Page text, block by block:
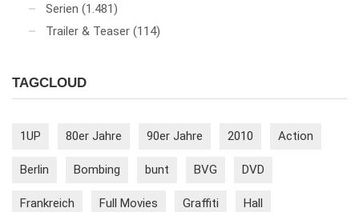
Serien (1.481)
Trailer & Teaser (114)
TAGCLOUD
1UP 80er Jahre 90er Jahre 2010 Action
Berlin Bombing bunt BVG DVD
Frankreich Full Movies Graffiti Hall